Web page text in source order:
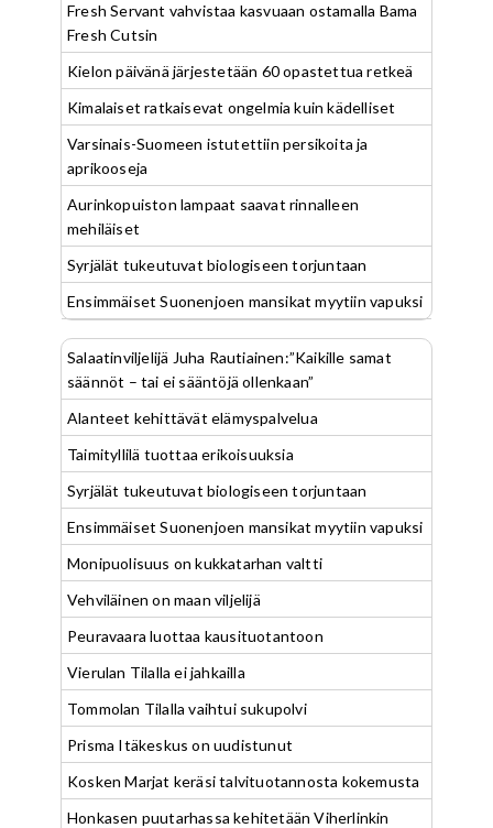
Fresh Servant vahvistaa kasvuaan ostamalla Bama
Fresh Cutsin
Kielon päivänä järjestetään 60 opastettua retkeä
Kimalaiset ratkaisevat ongelmia kuin kädelliset
Varsinais-Suomeen istutettiin persikoita ja
aprikooseja
Aurinkopuiston lampaat saavat rinnalleen
mehiläiset
Syrjälät tukeutuvat biologiseen torjuntaan
Ensimmäiset Suonenjoen mansikat myytiin vapuksi
Salaatinviljelijä Juha Rautiainen:”Kaikille samat
säännöt – tai ei sääntöjä ollenkaan”
Alanteet kehittävät elämyspalvelua
Taimityllilä tuottaa erikoisuuksia
Syrjälät tukeutuvat biologiseen torjuntaan
Ensimmäiset Suonenjoen mansikat myytiin vapuksi
Monipuolisuus on kukkatarhan valtti
Vehviläinen on maan viljelijä
Peuravaara luottaa kausituotantoon
Vierulan Tilalla ei jahkailla
Tommolan Tilalla vaihtui sukupolvi
Prisma Itäkeskus on uudistunut
Kosken Marjat keräsi talvituotannosta kokemusta
Honkasen puutarhassa kehitetään Viherlinkin